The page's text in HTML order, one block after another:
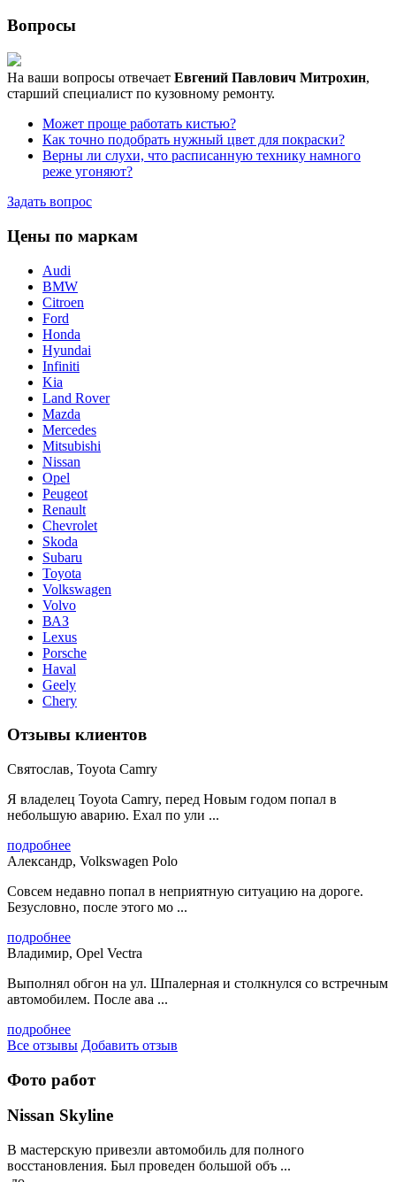
Вопросы
На ваши вопросы отвечает Евгений Павлович Митрохин,
старший специалист по кузовному ремонту.
Может проще работать кистью?
Как точно подобрать нужный цвет для покраски?
Верны ли слухи, что расписанную технику намного
реже угоняют?
Задать вопрос
Цены по маркам
Audi
BMW
Citroen
Ford
Honda
Hyundai
Infiniti
Kia
Land Rover
Mazda
Mercedes
Mitsubishi
Nissan
Opel
Peugeot
Renault
Chevrolet
Skoda
Subaru
Toyota
Volkswagen
Volvo
ВАЗ
Lexus
Porsche
Haval
Geely
Chery
Отзывы клиентов
Святослав, Toyota Camry
Я владелец Toyota Camry, перед Новым годом попал в
небольшую аварию. Ехал по ули ...
подробнее
Александр, Volkswagen Polo
Совсем недавно попал в неприятную ситуацию на дороге.
Безусловно, после этого мо ...
подробнее
Владимир, Opel Vectra
Выполнял обгон на ул. Шпалерная и столкнулся со встречным
автомобилем. После ава ...
подробнее
Все отзывы Добавить отзыв
Фото работ
Nissan Skyline
В мастерскую привезли автомобиль для полного
восстановления. Был проведен большой объ ...